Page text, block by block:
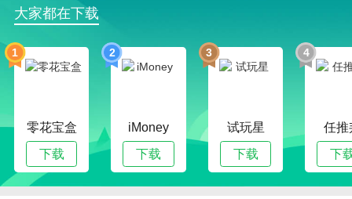
大家都在下载
1
零花宝盒
下载
2
iMoney
下载
3
试玩星
下载
4
任推
下